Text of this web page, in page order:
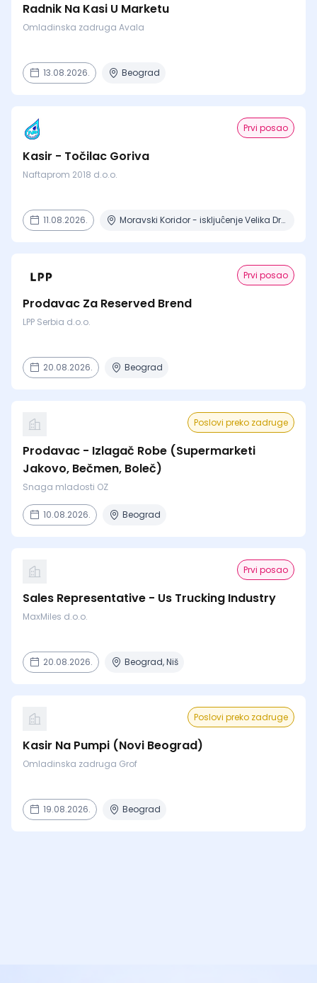
Radnik Na Kasi U Marketu
Omladinska zadruga Avala
13.08.2026. Beograd
Prvi posao
Kasir - Točilac Goriva
Naftaprom 2018 d.o.o.
11.08.2026. Moravski Koridor - iskljuĉenje Velika Drenova , Militovac, Ripanj , Selevac, Azanja
Prvi posao
Prodavac Za Reserved Brend
LPP Serbia d.o.o.
20.08.2026. Beograd
Poslovi preko zadruge
Prodavac - Izlagač Robe (Supermarketi
Jakovo, Bečmen, Boleč)
Snaga mladosti OZ
10.08.2026. Beograd
Prvi posao
Sales Representative - Us Trucking Industry
MaxMiles d.o.o.
20.08.2026. Beograd, Niš
Poslovi preko zadruge
Kasir Na Pumpi (Novi Beograd)
Omladinska zadruga Grof
19.08.2026. Beograd